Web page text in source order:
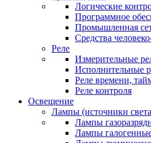
Логические
Программное
Промышленная
Средства
Реле
Измерительные
Исполнительные
Реле времени,
Реле контроля
Освещение
Лампы (источники
Лампы
Лампы